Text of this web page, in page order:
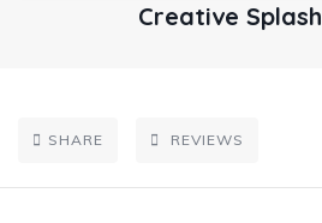
Creative Splash
SHARE REVIEWS